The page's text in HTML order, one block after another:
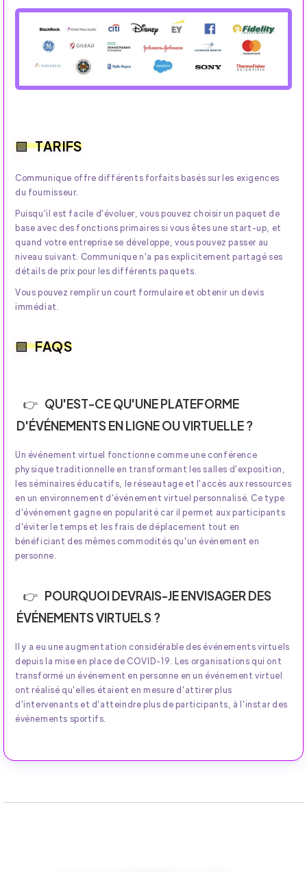
TARIFS
Communique offre différents forfaits basés sur les exigences
du fournisseur.
Puisqu'il est facile d'évoluer, vous pouvez choisir un paquet de
base avec des fonctions primaires si vous êtes une start-up, et
quand votre entreprise se développe, vous pouvez passer au
niveau suivant. Communique n'a pas explicitement partagé ses
détails de prix pour les différents paquets.
Vous pouvez remplir un court formulaire et obtenir un devis
immédiat.
FAQS
QU'EST-CE QU'UNE PLATEFORME
D'ÉVÉNEMENTS EN LIGNE OU VIRTUELLE ?
Un événement virtuel fonctionne comme une conférence
physique traditionnelle en transformant les salles d'exposition,
les séminaires éducatifs, le réseautage et l'accès aux ressources
en un environnement d'événement virtuel personnalisé. Ce type
d'événement gagne en popularité car il permet aux participants
d'éviter le temps et les frais de déplacement tout en
bénéficiant des mêmes commodités qu'un événement en
personne.
POURQUOI DEVRAIS-JE ENVISAGER DES
ÉVÉNEMENTS VIRTUELS ?
Il y a eu une augmentation considérable des événements virtuels
depuis la mise en place de COVID-19. Les organisations qui ont
transformé un événement en personne en un événement virtuel
ont réalisé qu'elles étaient en mesure d'attirer plus
d'intervenants et d'atteindre plus de participants, à l'instar des
événements sportifs.